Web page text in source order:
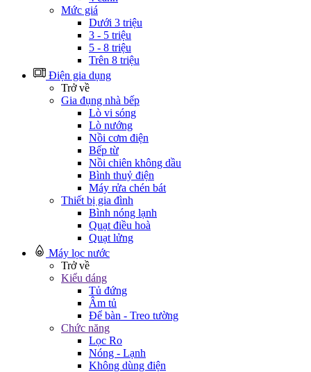
Mức giá
Dưới 3 triệu
3 - 5 triệu
5 - 8 triệu
Trên 8 triệu
Điện gia dụng
Trở về
Gia đụng nhà bếp
Lò vi sóng
Lò nướng
Nồi cơm điện
Bếp từ
Nồi chiên không dầu
Bình thuỷ điện
Máy rửa chén bát
Thiết bị gia đình
Bình nóng lạnh
Quạt điều hoà
Quạt lửng
Máy lọc nước
Trở về
Kiểu dáng
Tủ đứng
Âm tủ
Để bàn - Treo tường
Chức năng
Lọc Ro
Nóng - Lạnh
Không dùng điện